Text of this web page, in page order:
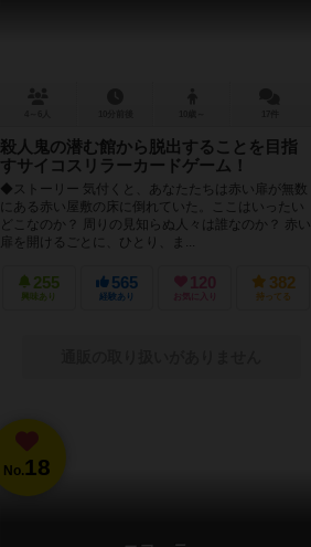
殺人鬼の潜む館から脱出することを目指
すサイコスリラーカードゲーム！
◆ストーリー 気付くと、あなたたちは赤い扉が無数
にある赤い屋敷の床に倒れていた。ここはいったい
どこなのか？ 周りの見知らぬ人々は誰なのか？ 赤い
扉を開けるごとに、ひとり、ま...
255
興味あり
565
経験あり
120
お気に入り
382
持ってる
No.18